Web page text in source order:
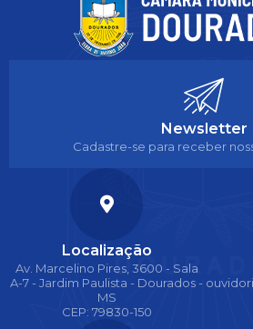
Newsletter
Cadastre-se para receber
Localização
Av. Marcelino Pires, 3600 - Sala
A-7 - Jardim Paulista - Dourados -
MS
CEP: 79830-150